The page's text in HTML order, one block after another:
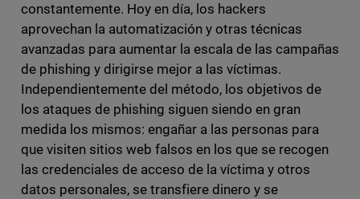
constantemente. Hoy en día, los hackers
aprovechan la automatización y otras técnicas
avanzadas para aumentar la escala de las campañas
de phishing y dirigirse mejor a las víctimas.
Independientemente del método, los objetivos de
los ataques de phishing siguen siendo en gran
medida los mismos: engañar a las personas para
que visiten sitios web falsos en los que se recogen
las credenciales de acceso de la víctima y otros
datos personales, se transfiere dinero y se